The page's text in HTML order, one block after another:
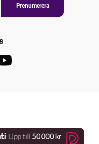
Prenumerera